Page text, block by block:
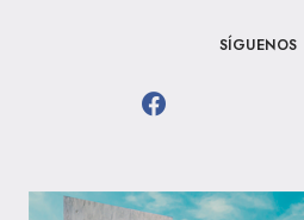
SÍGUENOS